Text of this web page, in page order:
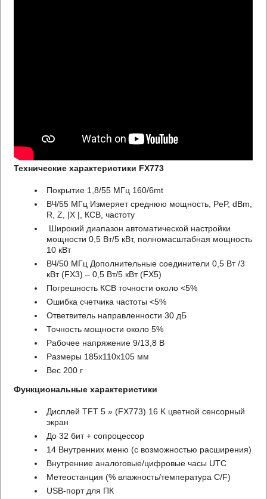
Технические характеристики FX773
Покрытие 1,8/55 МГц 160/6mt
ВЧ/55 МГц Измеряет среднюю мощность, PeP, dBm,
R, Z, |X |, КСВ, частоту
Широкий диапазон автоматической настройки
мощности 0,5 Вт/5 кВт, полномасштабная мощность
10 кВт
ВЧ/50 МГц Дополнительные соединители 0,5 Вт /3
кВт (FX3) – 0,5 Вт/5 кВт (FX5)
Погрешность КСВ точности около <5%
Ошибка счетчика частоты <5%
Ответвитель направленности 30 дБ
Точность мощности около 5%
Рабочее напряжение 9/13,8 В
Размеры 185x110x105 мм
Вес 200 г
Функциональные характеристики
Дисплей TFT 5 » (FX773) 16 K цветной сенсорный
экран
До 32 бит + сопроцессор
14 Внутренних меню (с возможностью расширения)
Внутренние аналоговые/цифровые часы UTC
Метеостанция (% влажность/температура C/F)
USB-порт для ПК